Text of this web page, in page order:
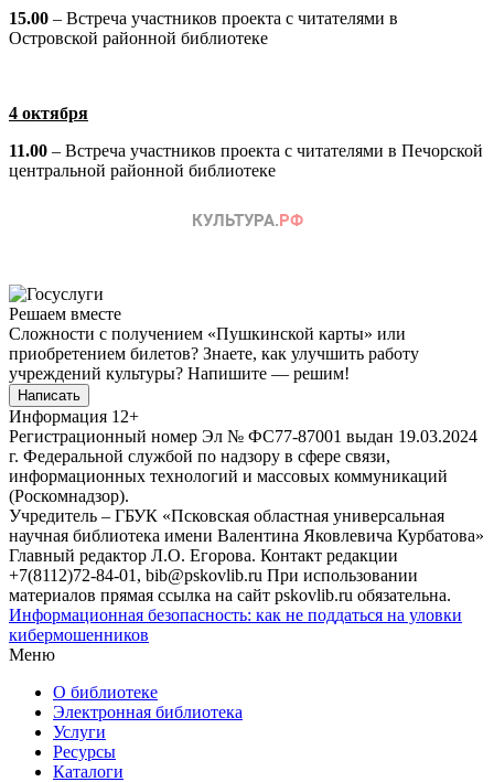
15.00 – Встреча участников проекта с читателями в
Островской районной библиотеке
4 октября
11.00 – Встреча участников проекта с читателями в Печорской
центральной районной библиотеке
Решаем вместе
Сложности с получением «Пушкинской карты» или
приобретением билетов? Знаете, как улучшить работу
учреждений культуры? Напишите — решим!
Написать
Информация 12+
Регистрационный номер Эл № ФС77-87001 выдан 19.03.2024
г. Федеральной службой по надзору в сфере связи,
информационных технологий и массовых коммуникаций
(Роскомнадзор).
Учредитель – ГБУК «Псковская областная универсальная
научная библиотека имени Валентина Яковлевича Курбатова»
Главный редактор Л.О. Егорова. Контакт редакции
+7(8112)72-84-01, bib@pskovlib.ru При использовании
материалов прямая ссылка на сайт pskovlib.ru обязательна.
Информационная безопасность: как не поддаться на уловки
кибермошенников
Меню
О библиотеке
Электронная библиотека
Услуги
Ресурсы
Каталоги